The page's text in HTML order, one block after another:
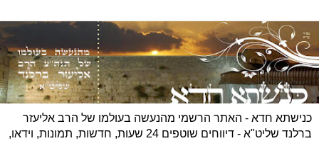
כנישתא חדא - האתר הרשמי מהנעשה בעולמו של הרב אליעזר
ברלנד שליט"א - דיווחים שוטפים 24 שעות, חדשות, תמונות, וידאו,